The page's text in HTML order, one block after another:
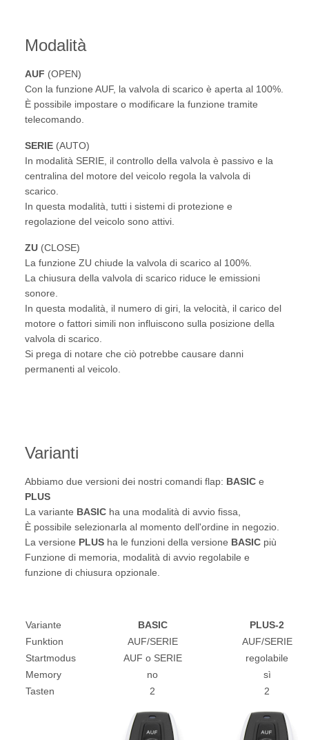
Modalità
AUF (OPEN)
Con la funzione AUF, la valvola di scarico è aperta al 100%.
È possibile impostare o modificare la funzione tramite
telecomando.
SERIE (AUTO)
In modalità SERIE, il controllo della valvola è passivo e la
centralina del motore del veicolo regola la valvola di
scarico.
In questa modalità, tutti i sistemi di protezione e
regolazione del veicolo sono attivi.
ZU (CLOSE)
La funzione ZU chiude la valvola di scarico al 100%.
La chiusura della valvola di scarico riduce le emissioni
sonore.
In questa modalità, il numero di giri, la velocità, il carico del
motore o fattori simili non influiscono sulla posizione della
valvola di scarico.
Si prega di notare che ciò potrebbe causare danni
permanenti al veicolo.
Varianti
Abbiamo due versioni dei nostri comandi flap: BASIC e
PLUS
La variante BASIC ha una modalità di avvio fissa,
È possibile selezionarla al momento dell'ordine in negozio.
La versione PLUS ha le funzioni della versione BASIC più
Funzione di memoria, modalità di avvio regolabile e
funzione di chiusura opzionale.
Variante BASIC
PLUS-2
Funktion
AUF/SERIE
AUF/SERIE
Startmodus
AUF o SERIE
regolabile
Memory
no
sì
Tasten
2 2